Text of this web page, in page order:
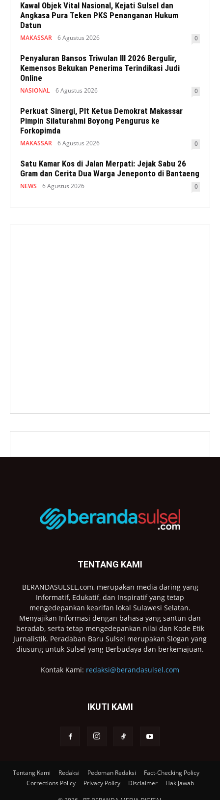
Kawal Objek Vital Nasional, Kejati Sulsel dan
Angkasa Pura Teken PKS Penanganan Hukum
Datun
MAKASSAR 6 Agustus 2026 0
Penyaluran Bansos Triwulan III 2026 Bergulir,
Kemensos Bekukan Penerima Terindikasi Judi
Online
NASIONAL 6 Agustus 2026 0
Perkuat Sinergi, Plt Ketua Demokrat Makassar
Pimpin Silaturahmi Boyong Pengurus ke
Forkopimda
MAKASSAR 6 Agustus 2026 0
Satu Kamar Kos di Jalan Merpati: Jejak Sabu 26
Gram dan Cerita Dua Warga Jeneponto di Bantaeng
NEWS 6 Agustus 2026 0
TENTANG KAMI
BERANDASULSEL.com, merupakan media daring yang
Informatif, Edukatif, dan Inspiratif yang tetap
mengedepankan kearifan lokal Sulawesi Selatan.
Menyajikan Informasi dengan bahasa yang santun dan
beradab, serta tetap mengedepankan nilai dan Kode Etik
Jurnalistik. Peradaban Baru Sulsel merupakan Slogan yang
diusung untuk Sulsel yang Berbudaya dan berkemajuan.
Kontak Kami: redaksi@berandasulsel.com
IKUTI KAMI
Tentang Kami Redaksi Pedoman Redaksi
Fact-Checking Policy
Corrections Policy
Privacy Policy Disclaimer Hak Jawab